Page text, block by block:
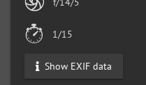
1/15
Show EXIF data